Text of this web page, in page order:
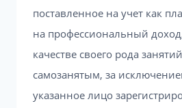
поставленное на учет как
на профессиональный
качестве своего рода
самозанятым, за
указанное лицо